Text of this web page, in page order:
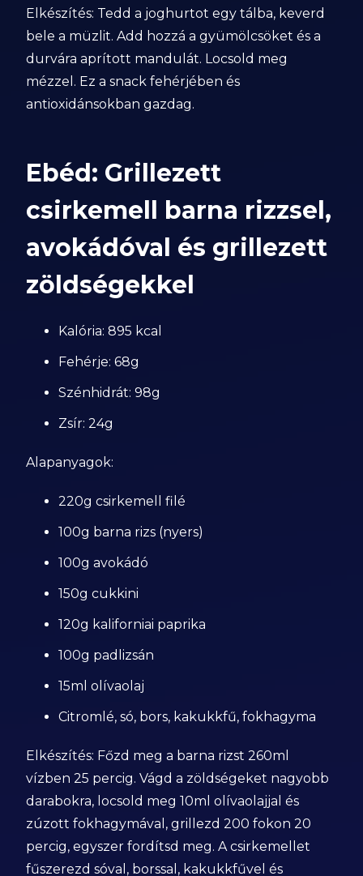
Elkészítés: Tedd a joghurtot egy tálba, keverd
bele a müzlit. Add hozzá a gyümölcsöket és a
durvára aprított mandulát. Locsold meg
mézzel. Ez a snack fehérjében és
antioxidánsokban gazdag.
Ebéd: Grillezett
csirkemell barna rizzsel,
avokádóval és grillezett
zöldségekkel
Kalória: 895 kcal
Fehérje: 68g
Szénhidrát: 98g
Zsír: 24g
Alapanyagok:
220g csirkemell filé
100g barna rizs (nyers)
100g avokádó
150g cukkini
120g kaliforniai paprika
100g padlizsán
15ml olívaolaj
Citromlé, só, bors, kakukkfű, fokhagyma
Elkészítés: Főzd meg a barna rizst 260ml
vízben 25 percig. Vágd a zöldségeket nagyobb
darabokra, locsold meg 10ml olívaolajjal és
zúzott fokhagymával, grillezd 200 fokon 20
percig, egyszer fordítsd meg. A csirkemellet
fűszerezd sóval, borssal, kakukkfűvel és